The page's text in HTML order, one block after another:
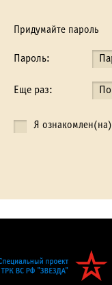
Придумайте пароль
Пароль:
Еще раз:
Я ознакомлен(на)